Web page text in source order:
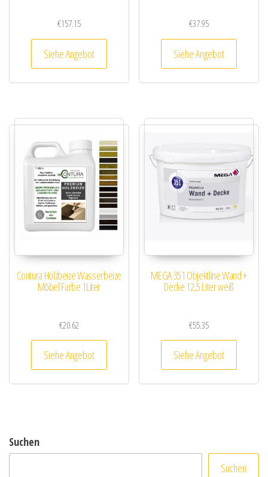
€157.15
Siehe Angebot
€37.95
Siehe Angebot
Contura Holzbeize Wasserbeize
Möbel Farbe 1Liter
€20.62
Siehe Angebot
MEGA 351 Objektline Wand +
Decke 12,5 Liter weiß
€55.35
Siehe Angebot
Suchen
Suchen